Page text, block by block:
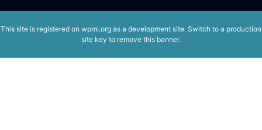
This site is registered on wpml.org as a development site. Switch to a production
site key to remove this banner.